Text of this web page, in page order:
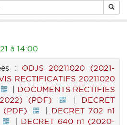
à 14:00
: ODJS 20211020 (2021-
RECTIFICATIFS 20211020
| DOCUMENTS RECTIFIES
(PDF)
| DECRET
(PDF)
| DECRET 702 n1
| DECRET 640 n1 (2020-